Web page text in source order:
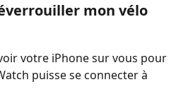
mon vélo
votre iPhone sur vous pour
puisse se connecter à